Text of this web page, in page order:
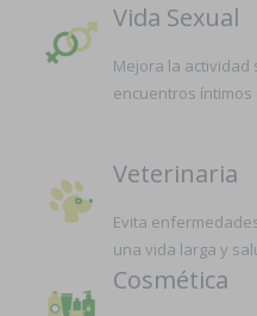
Vida Sexual
Mejora la actividad
encuentros
Veterinaria
Evita
una vida larga y
Cosmética